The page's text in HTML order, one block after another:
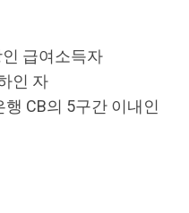
급여소득자
인 자
CB의 5구간 이내인